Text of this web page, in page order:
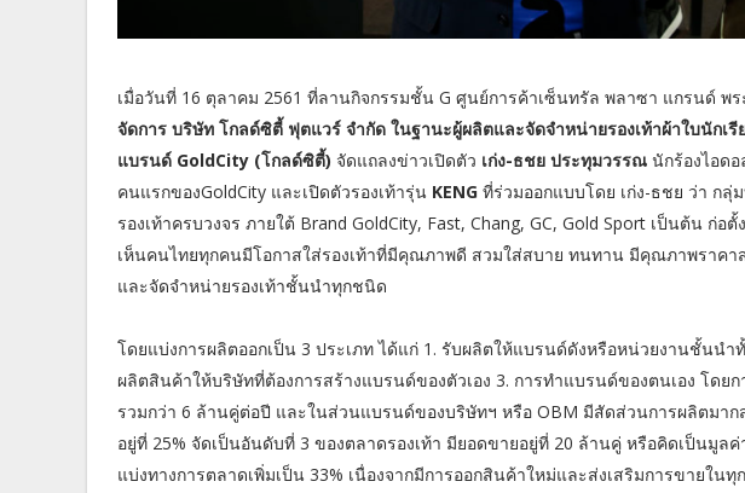
เมื่อวันที่ 16 ตุลาคม 2561 ที่ลานกิจกรรมชั้น G ศูนย์การค้าเซ็นทรัล พลาซา แกรนด์ พร
จัดการ บริษัท โกลด์ซิตี้ ฟุตแวร์ จำกัด ในฐานะผู้ผลิตและจัดจำหน่ายรองเท้าผ้าใบนักเ
แบรนด์ GoldCity (โกลด์ซิตี้) จัดแถลงข่าวเปิดตัว เก่ง-ธชย ประทุมวรรณ นักร้องไอด
คนแรกของGoldCity และเปิดตัวรองเท้ารุ่น KENG ที่ร่วมออกแบบโดย เก่ง-ธชย ว่า ก
รองเท้าครบวงจร ภายใต้ Brand GoldCity, Fast, Chang, GC, Gold Sport เป็นต้น ก่
เห็นคนไทยทุกคนมีโอกาสใส่รองเท้าที่มีคุณภาพดี สวมใส่สบาย ทนทาน มีคุณภาพราคา
และจัดจำหน่ายรองเท้าชั้นนำทุกชนิด
โดยแบ่งการผลิตออกเป็น 3 ประเภท ได้แก่ 1. รับผลิตให้แบรนด์ดังหรือหน่วยงานชั้นนำ
ผลิตสินค้าให้บริษัทที่ต้องการสร้างแบรนด์ของตัวเอง 3. การทำแบรนด์ของตนเอง โดย
รวมกว่า 6 ล้านคู่ต่อปี และในส่วนแบรนด์ของบริษัทฯ หรือ OBM มีสัดส่วนการผลิตมาก
อยู่ที่ 25% จัดเป็นอันดับที่ 3 ของตลาดรองเท้า มียอดขายอยู่ที่ 20 ล้านคู่ หรือคิดเป็นมู
แบ่งทางการตลาดเพิ่มเป็น 33% เนื่องจากมีการออกสินค้าใหม่และส่งเสริมการขายใ